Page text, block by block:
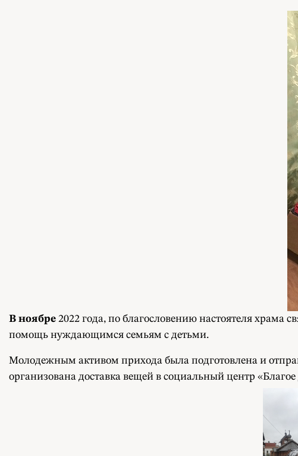
В ноябре 2022 года, по благословению настоятеля
помощь нуждающимся семьям с детьми.
Молодежным активом прихода была подготовлена и
организована доставка вещей в социальный центр